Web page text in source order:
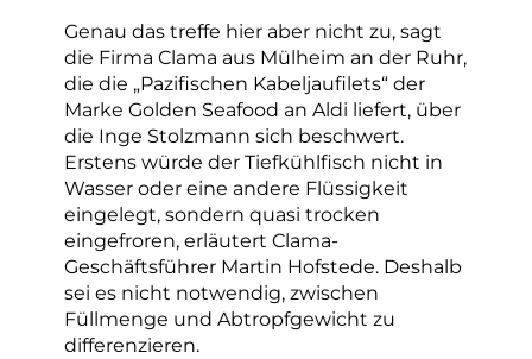
Genau das treffe hier aber nicht zu, sagt
die Firma Clama aus Mülheim an der Ruhr,
die die „Pazifischen Kabeljaufilets“ der
Marke Golden Seafood an Aldi liefert, über
die Inge Stolzmann sich beschwert.
Erstens würde der Tiefkühlfisch nicht in
Wasser oder eine andere Flüssigkeit
eingelegt, sondern quasi trocken
eingefroren, erläutert Clama-
Geschäftsführer Martin Hofstede. Deshalb
sei es nicht notwendig, zwischen
Füllmenge und Abtropfgewicht zu
differenzieren.